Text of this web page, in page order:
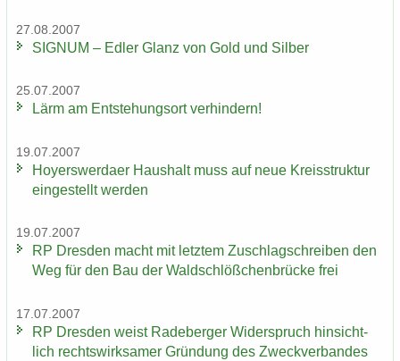
27.08.2007
SI­GNUM – Edler Glanz von Gold und Sil­ber
25.07.2007
Lärm am Ent­ste­hungs­ort ver­hin­dern!
19.07.2007
Ho­yers­wer­da­er Haus­halt muss auf neue Kreis­struk­tur
ein­ge­stellt wer­den
19.07.2007
RP Dres­den macht mit letz­tem Zu­schlag­schrei­ben den
Weg für den Bau der Wald­schlöß­chen­brü­cke frei
17.07.2007
RP Dres­den weist Ra­de­ber­ger Wi­der­spruch hin­sicht­
lich rechts­wirk­sa­mer Grün­dung des Zweck­ver­ban­des